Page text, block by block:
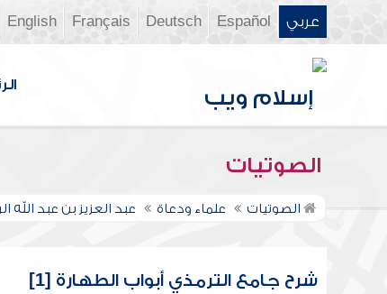
عربي Español
Deutsch
Français
English
الصوتيات
الصوتيات علماء ودعاة عبد العزيز بن عبد الله
شرح جامع الترمذي أبواب الطهارة [1]